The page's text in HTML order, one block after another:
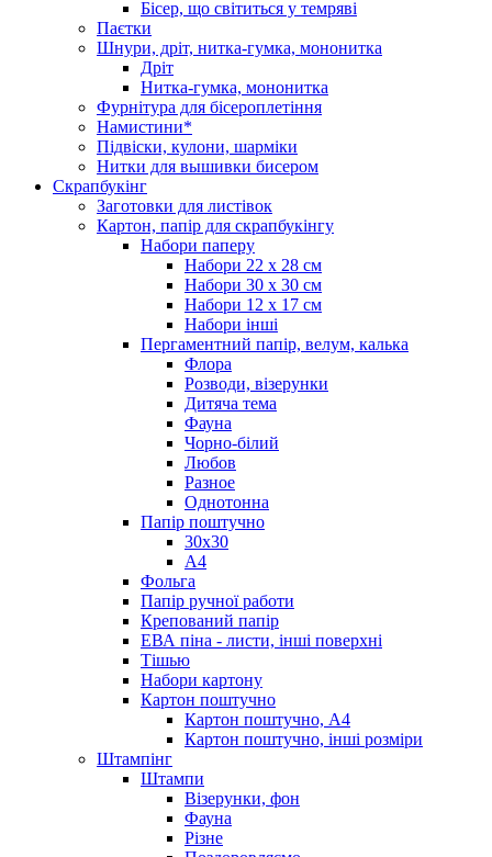
Бісер, що світиться у темряві
Паєтки
Шнури, дріт, нитка-гумка, мононитка
Дріт
Нитка-гумка, мононитка
Фурнітура для бісероплетіння
Намистини*
Підвіски, кулони, шарміки
Нитки для вышивки бисером
Скрапбукінг
Заготовки для листівок
Картон, папір для скрапбукінгу
Набори паперу
Набори 22 х 28 см
Набори 30 х 30 см
Набори 12 х 17 см
Набори інші
Пергаментний папір, велум, калька
Флора
Розводи, візерунки
Дитяча тема
Фауна
Чорно-білий
Любов
Разное
Однотонна
Папір поштучно
30х30
А4
Фольга
Папір ручної работи
Крепований папір
ЕВА піна - листи, інші поверхні
Тішью
Набори картону
Картон поштучно
Картон поштучно, А4
Картон поштучно, інші розміри
Штампінг
Штампи
Візерунки, фон
Фауна
Різне